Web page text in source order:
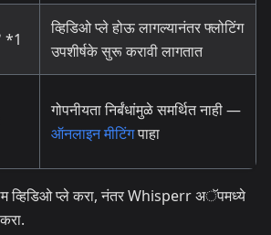
*1
व्हिडिओ प्ले होऊ लागल्यानंतर फ्लोटिंग
उपशीर्षके सुरू करावी लागतात
गोपनीयता निर्बंधांमुळे समर्थित नाही —
ऑनलाइन मीटिंगपाहा
व्हिडिओ प्ले करा, नंतर Whisperr अॅपमध्ये